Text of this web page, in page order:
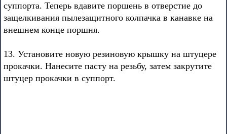
суппорта. Теперь вдавите поршень в отверстие до
защелкивания пылезащитного колпачка в канавке на
внешнем конце поршня.
13. Установите новую резиновую крышку на штуцере
прокачки. Нанесите пасту на резьбу, затем закрутите
штуцер прокачки в суппорт.